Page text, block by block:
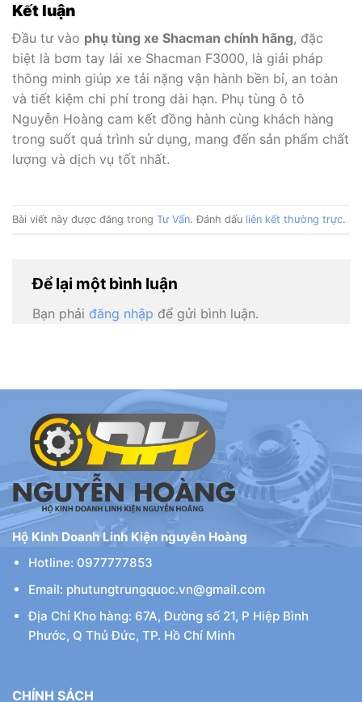
Kết luận
Đầu tư vào phụ tùng xe Shacman chính hãng, đặc
biệt là bơm tay lái xe Shacman F3000, là giải pháp
thông minh giúp xe tải nặng vận hành bền bỉ, an toàn
và tiết kiệm chi phí trong dài hạn. Phụ tùng ô tô
Nguyễn Hoàng cam kết đồng hành cùng khách hàng
trong suốt quá trình sử dụng, mang đến sản phẩm chất
lượng và dịch vụ tốt nhất.
Bài viết này được đăng trong Tư Vấn. Đánh dấu liên kết thường trực.
Để lại một bình luận
Bạn phải đăng nhập để gửi bình luận.
Hộ Kinh Doanh Linh Kiện nguyễn Hoàng
Hotline: 0977777853
Email: phutungtrungquoc.vn@gmail.com
Địa Chỉ Kho hàng: 67A, Đường số 21, P Hiệp Bình
Phước, Q Thủ Đức, TP. Hồ Chí Minh
CHÍNH SÁCH